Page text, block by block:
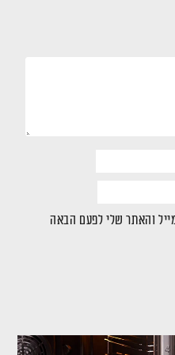
והאתר שלי לפעם הבאה